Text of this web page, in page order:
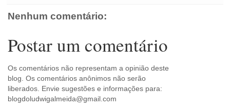
Nenhum comentário:
Postar um comentário
Os comentários não representam a opinião deste
blog. Os comentários anônimos não serão
liberados. Envie sugestões e informações para:
blogdoludwigalmeida@gmail.com